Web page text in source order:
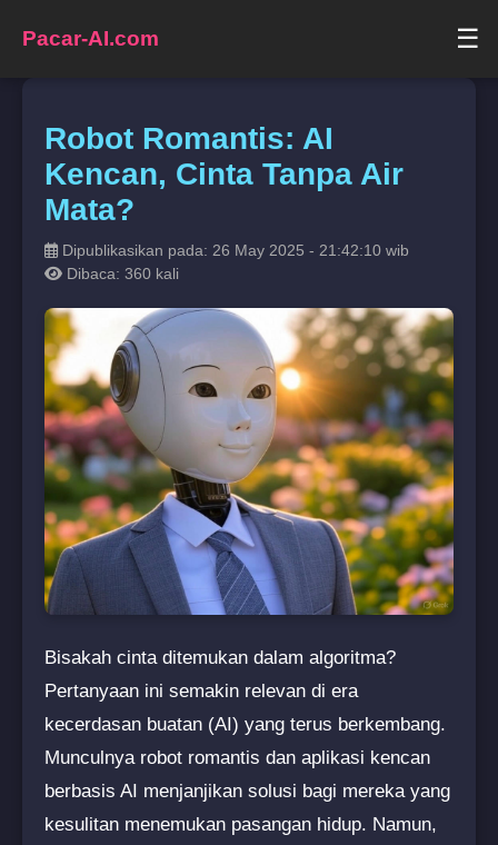
Pacar-AI.com ☰
Robot Romantis: AI
Kencan, Cinta Tanpa Air
Mata?
Dipublikasikan pada: 26 May 2025 - 21:42:10 wib
Dibaca: 360 kali
Bisakah cinta ditemukan dalam algoritma?
Pertanyaan ini semakin relevan di era
kecerdasan buatan (AI) yang terus berkembang.
Munculnya robot romantis dan aplikasi kencan
berbasis AI menjanjikan solusi bagi mereka yang
kesulitan menemukan pasangan hidup. Namun,